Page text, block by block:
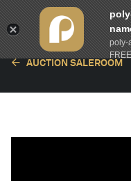
AUCTION SALEROOM
poly-